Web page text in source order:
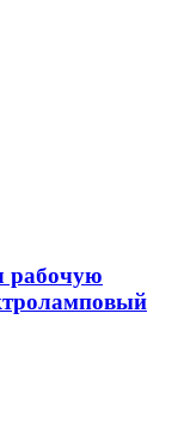
рабочую